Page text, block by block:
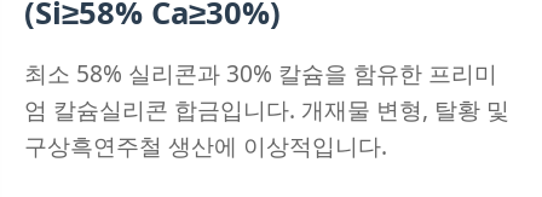
(Si≥58% Ca≥30%)
최소 58% 실리콘과 30% 칼슘을 함유한 프리미
엄 칼슘실리콘 합금입니다. 개재물 변형, 탈황 및
구상흑연주철 생산에 이상적입니다.